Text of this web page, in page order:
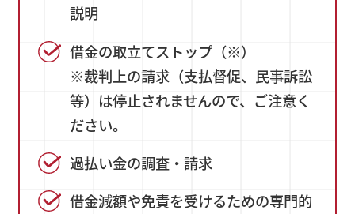
説明
借金の取立てストップ（※）
※裁判上の請求（支払督促、民事訴訟
等）は停止されませんので、ご注意く
ださい。
過払い金の調査・請求
借金減額や免責を受けるための専門的